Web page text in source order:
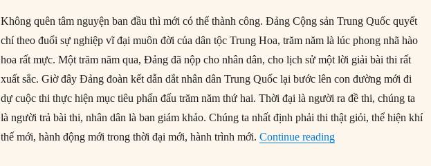
Không quên tâm nguyện ban đầu thì mới có thể thành công. Đảng Cộng sản Trung Quốc quyết
chí theo đuổi sự nghiệp vĩ đại muôn đời của dân tộc Trung Hoa, trăm năm là lúc phong nhã hào
hoa rất mực. Một trăm năm qua, Đảng đã nộp cho nhân dân, cho lịch sử một lời giải bài thi rất
xuất sắc. Giờ đây Đảng đoàn kết dẫn dắt nhân dân Trung Quốc lại bước lên con đường mới đi
dự cuộc thi thực hiện mục tiêu phấn đấu trăm năm thứ hai. Thời đại là người ra đề thi, chúng ta
là người trả bài thi, nhân dân là ban giám khảo. Chúng ta nhất định phải thi thật giỏi, thể hiện khí
thế mới, hành động mới trong thời đại mới, hành trình mới.Continue reading“Tóm lược nội dung